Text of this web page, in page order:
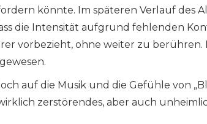
könnte. Im späteren Verlauf des
die Intensität aufgrund fehlenden
vorbezieht, ohne weiter zu berühren.
auf die Musik und die Gefühle von
zerstörendes, aber auch